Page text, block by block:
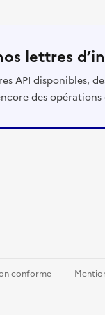
lettres
API disponibles,
des
conforme